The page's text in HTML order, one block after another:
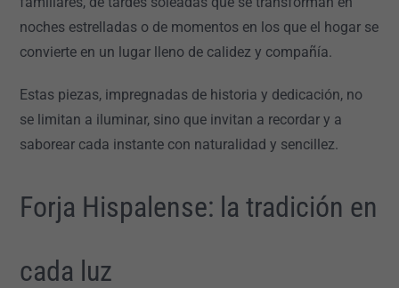
noches estrelladas o de momentos en los que el hogar se
convierte en un lugar lleno de calidez y compañía.
Estas piezas, impregnadas de historia y dedicación, no
se limitan a iluminar, sino que invitan a recordar y a
saborear cada instante con naturalidad y sencillez.
Forja Hispalense: la tradición en
cada luz